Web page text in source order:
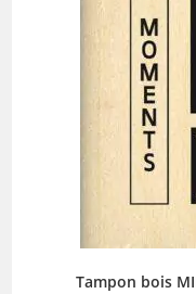
Tampon bois